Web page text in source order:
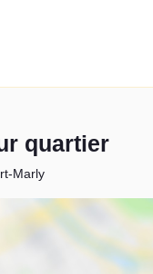
quartier
Marly